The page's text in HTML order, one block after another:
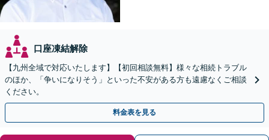
口座凍結解除
【九州全域で対応いたします】【初回相談無料】様々な相続トラブル
のほか、「争いになりそう」といった不安がある方も遠慮なくご相談
ください。
料金表を見る